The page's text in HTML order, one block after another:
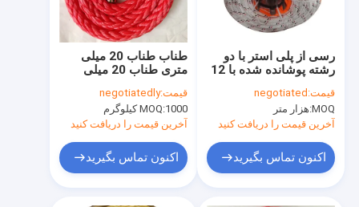
طناب طناب 20 میلی
متری طناب 20 میلی
12 رشته UHMWPE
قیمت:negotiatedly
MOQ:1000 کیلوگرم
آخرین قیمت را دریافت کنید
اکنون تماس بگیرید
رسی از پلی استر با دو
رشته پوشانده شده با 12
32mmx220m برای
مهندسی دریایی
قیمت: negotiated
MOQ: هزار متر
آخرین قیمت را دریافت کنید
اکنون تماس بگیرید